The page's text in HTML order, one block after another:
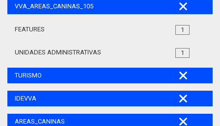
VVA_AREAS_CANINAS_105
1
FEATURES
1
UNIDADES ADMINISTRATIVAS
TURISMO
IDEVVA
AREAS_CANINAS